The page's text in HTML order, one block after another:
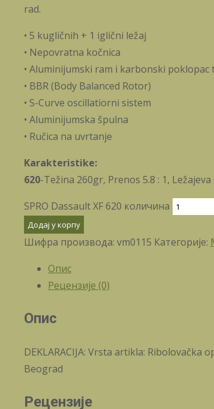
rad.
• 5 kugličnih + 1 iglični ležaj
• Nepovratna kočnica
• Aluminijumski ram i karbonski poklopac
• BBR (Body Balanced Rotor)
• S-Curve oscillatiorni sistem
• Aluminijumska špulna
​• Ručica na uvrtanje
Karakteristike:
620-Težina 260gr, Prenos 5.8 : 1,
SPRO Dassault XF 620 количина
Додај у корпу
Шифра производа: vm0115 Категорије:
Опис
Рецензије (0)
Опис
DEKLARACIJA: Vrsta artikla: Ribolovačka
Beograd
Рецензије